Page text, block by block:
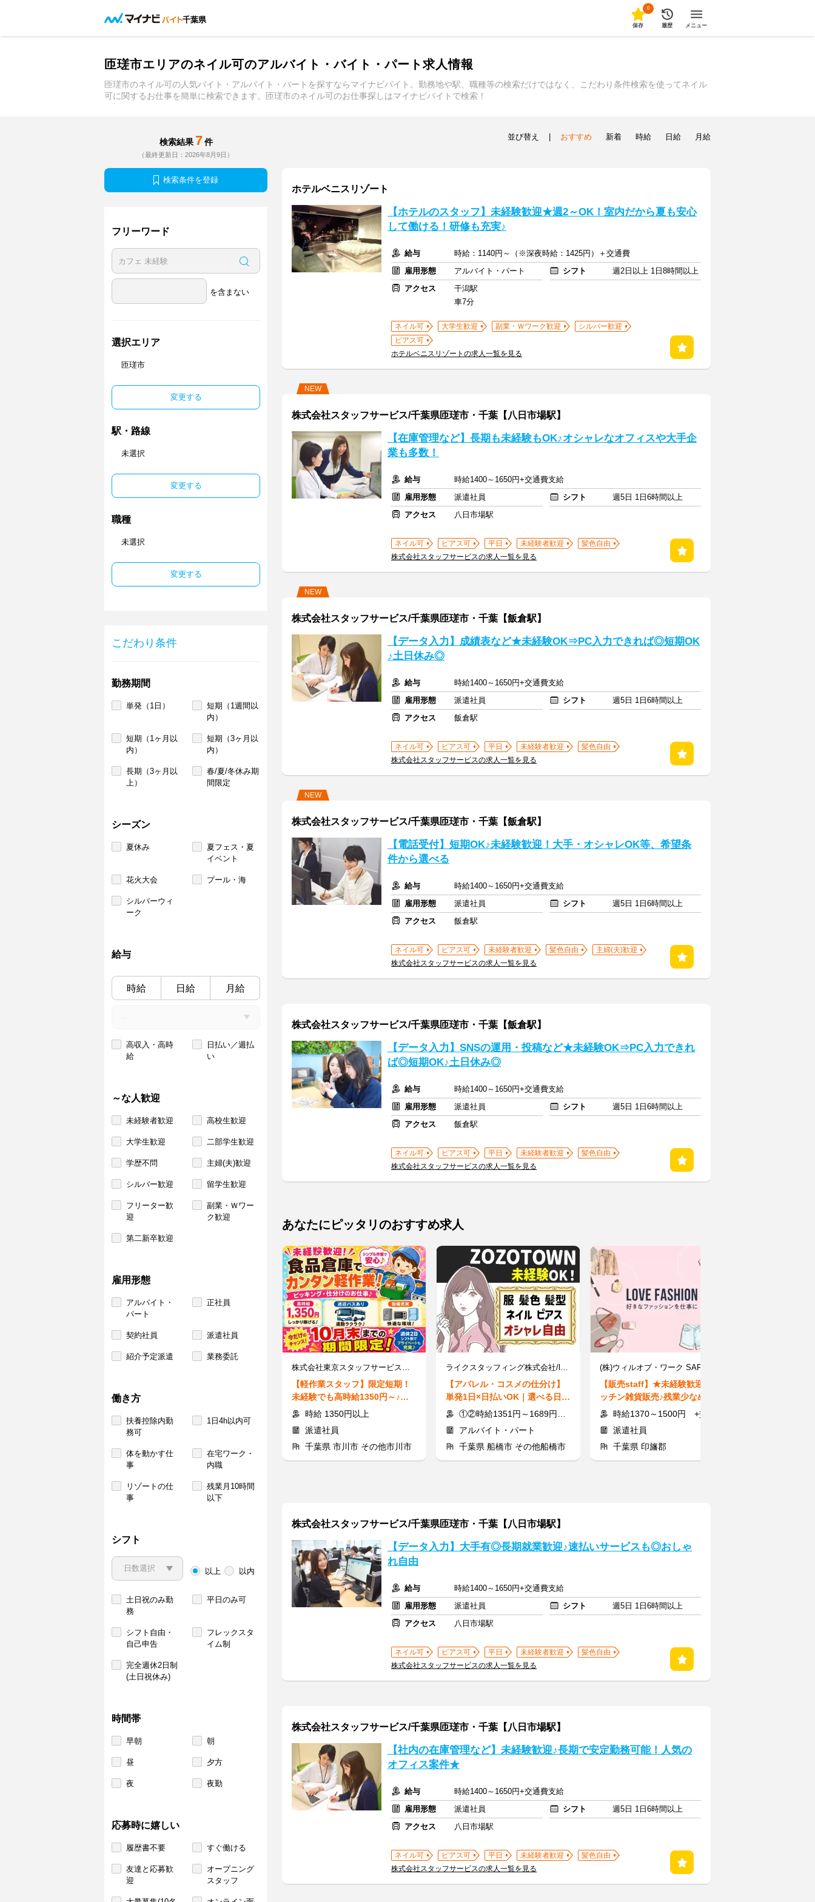
千葉県
0
保存 履歴 メニュー
匝瑳市エリアのネイル可のアルバイト・バイト・パート求人情報
匝瑳市のネイル可の人気バイト・アルバイト・パートを探すならマイナビバイト。勤務地や駅、職種等の検索だけではなく、こだわり条件検索を使ってネイル
可に関するお仕事を簡単に検索できます。匝瑳市のネイル可のお仕事探しはマイナビバイトで検索！
検索結果 7 件
（最終更新日：2026年8月9日）
検索条件を登録
フリーワード
を含まない
選択エリア
匝瑳市
変更する
駅・路線
未選択
変更する
職種
未選択
変更する
こだわり条件
勤務期間
単発（1日）
短期（1週間以
内）
短期（1ヶ月以
内）
短期（3ヶ月以
内）
長期（3ヶ月以
上）
春/夏/冬休み期
間限定
シーズン
夏休み
夏フェス・夏
イベント
花火大会 プール・海
シルバーウィ
ーク
給与
時給 日給 月給
高収入・高時
給
日払い／週払
い
～な人歓迎
未経験者歓迎 高校生歓迎
大学生歓迎 二部学生歓迎
学歴不問 主婦(夫)歓迎
シルバー歓迎 留学生歓迎
フリーター歓
迎
副業・Ｗワー
ク歓迎
第二新卒歓迎
雇用形態
アルバイト・
パート
正社員
契約社員 派遣社員
紹介予定派遣 業務委託
働き方
扶養控除内勤
務可
1日4h以内可
体を動かす仕
事
在宅ワーク・
内職
リゾートの仕
事
残業月10時間
以下
シフト
以上 以内
土日祝のみ勤
務
平日のみ可
シフト自由・
自己申告
フレックスタ
イム制
完全週休2日制
(土日祝休み)
時間帯
早朝 朝
昼 夕方
夜 夜勤
応募時に嬉しい
履歴書不要 すぐ働ける
友達と応募歓
迎
オープニング
スタッフ
並び替え おすすめ 新着 時給 日給 月給
ホテルベニスリゾート
【ホテルのスタッフ】未経験歓迎★週2～OK！室内だから夏も安心
して働ける！研修も充実♪
給与
時給：1140円～（※深夜時給：1425円）＋交通費
雇用形態
アルバイト・パート シフト
週2日以上 1日8時間以上
アクセス
干潟駅
車7分
ネイル可 大学生歓迎 副業・Ｗワーク歓迎
シルバー歓迎
ピアス可
ホテルベニスリゾートの求人一覧を見る
NEW
株式会社スタッフサービス/千葉県匝瑳市・千葉【八日市場駅】
【在庫管理など】長期も未経験もOK♪オシャレなオフィスや大手企
業も多数！
給与
時給1400～1650円+交通費支給
雇用形態
派遣社員 シフト
週5日 1日6時間以上
アクセス
八日市場駅
ネイル可 ピアス可 平日 未経験者歓迎
髪色自由
株式会社スタッフサービスの求人一覧を見る
NEW
株式会社スタッフサービス/千葉県匝瑳市・千葉【飯倉駅】
【データ入力】成績表など★未経験OK⇒PC入力できれば◎短期OK
♪土日休み◎
給与
時給1400～1650円+交通費支給
雇用形態
派遣社員 シフト
週5日 1日6時間以上
アクセス
飯倉駅
ネイル可 ピアス可 平日 未経験者歓迎
髪色自由
株式会社スタッフサービスの求人一覧を見る
NEW
株式会社スタッフサービス/千葉県匝瑳市・千葉【飯倉駅】
【電話受付】短期OK♪未経験歓迎！大手・オシャレOK等、希望条
件から選べる
給与
時給1400～1650円+交通費支給
雇用形態
派遣社員 シフト
週5日 1日6時間以上
アクセス
飯倉駅
ネイル可 ピアス可 未経験者歓迎 髪色自由
主婦(夫)歓迎
株式会社スタッフサービスの求人一覧を見る
株式会社スタッフサービス/千葉県匝瑳市・千葉【飯倉駅】
【データ入力】SNSの運用・投稿など★未経験OK⇒PC入力できれ
ば◎短期OK♪土日休み◎
給与
時給1400～1650円+交通費支給
雇用形態
派遣社員 シフト
週5日 1日6時間以上
アクセス
飯倉駅
ネイル可 ピアス可 平日 未経験者歓迎
髪色自由
株式会社スタッフサービスの求人一覧を見る
あなたにピッタリのおすすめ求人
株式会社東京スタッフサービス【S-29】
【軽作業スタッフ】限定短期！
未経験でも高時給1350円～♪送
迎バスで通勤楽々！
時給 1350円以上
派遣社員
千葉県 市川市 その他市川市
ライクスタッフィング株式会社/lwb1
【アパレル・コスメの仕分け】
単発1日×日払いOK｜選べる日
勤・夜勤◎服装・髪色自由！
①②時給1351円～1689円 ③時給1500円
アルバイト・パート
千葉県 船橋市 その他船橋市
【販売staff】★未経験歓迎★キ
ッチン雑貨販売♪残業少なめ×車
通勤OK！<20～30代活躍♪>
時給1370～1500円 +交通費
派遣社員
千葉県 印旛郡
株式会社スタッフサービス/千葉県匝瑳市・千葉【八日市場駅】
【データ入力】大手有◎長期就業歓迎♪速払いサービスも◎おしゃ
れ自由
給与
時給1400～1650円+交通費支給
雇用形態
派遣社員 シフト
週5日 1日6時間以上
アクセス
八日市場駅
ネイル可 ピアス可 平日 未経験者歓迎
髪色自由
株式会社スタッフサービスの求人一覧を見る
株式会社スタッフサービス/千葉県匝瑳市・千葉【八日市場駅】
【社内の在庫管理など】未経験歓迎♪長期で安定勤務可能！人気の
オフィス案件★
給与
時給1400～1650円+交通費支給
雇用形態
派遣社員 シフト
週5日 1日6時間以上
アクセス
八日市場駅
ネイル可 ピアス可 平日 未経験者歓迎
髪色自由
株式会社スタッフサービスの求人一覧を見る